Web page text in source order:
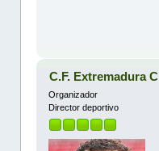
C.F. Extremadura C
Organizador
Director deportivo